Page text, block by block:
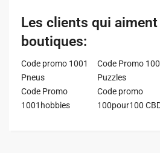
Les clients qui aiment
boutiques:
Code promo 1001
Pneus
Code Promo
Puzzles
Code Promo
1001hobbies
Code promo
100pour100